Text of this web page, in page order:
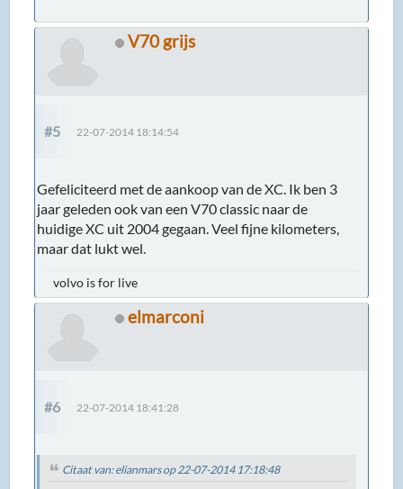
V70 grijs
#5 22-07-2014 18:14:54
Gefeliciteerd met de aankoop van de XC. Ik ben 3
jaar geleden ook van een V70 classic naar de
huidige XC uit 2004 gegaan. Veel fijne kilometers,
maar dat lukt wel.
volvo is for live
elmarconi
#6 22-07-2014 18:41:28
Citaat van: elianmars op 22-07-2014 17:18:48